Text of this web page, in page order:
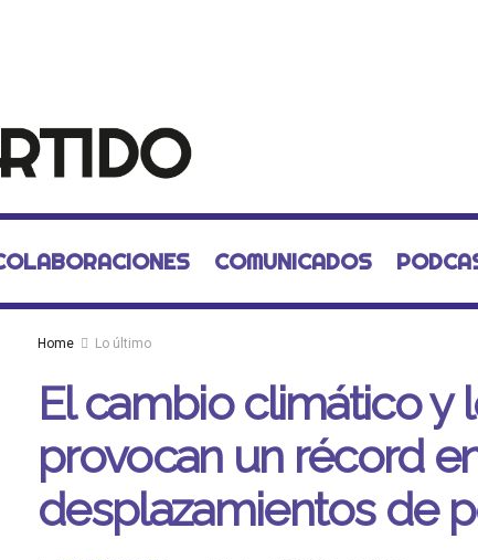
COMUNICADOS
Home Lo último
El cambio climático y
provocan un récord
desplazamientos de